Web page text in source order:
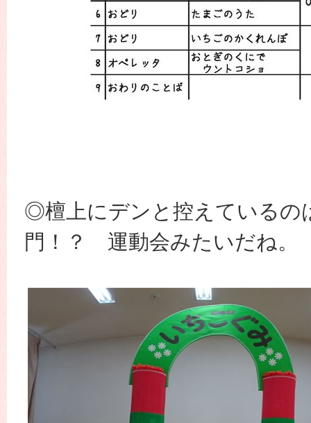
◎檀上にデンと控えているの
門！？ 運動会みたいだね。